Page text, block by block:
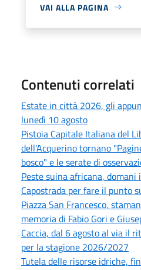
VAI ALLA PAGINA
Contenuti correlati
Estate in città 2026, gli
lunedì 10 agosto
Pistoia Capitale Italiana del
dell'Acquerino tornano
bosco" e le serate di
Peste suina africana,
Capostrada per fare il punto
Piazza San Francesco,
memoria di Fabio Gori e
Caccia, dal 6 agosto al via il
per la stagione 2026/2027
Tutela delle risorse idriche,